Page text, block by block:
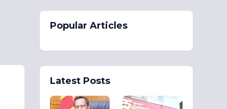
Popular Articles
Latest Posts